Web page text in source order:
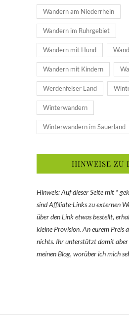
Wandern am Niederrhein
Wandern im Ruhrgebiet
Wandern mit Hund
Wandern mit Kindern
Werdenfelser Land
Winterwandern
Winterwandern im Sauerland
HINWEISE ZU
Hinweis: Auf dieser Seite mit *
sind Affiliate-Links zu externen
über den Link etwas bestellt,
kleine Provision. An eurem Preis
nichts. Ihr unterstützt damit
meinen Blog, worüber ich mich